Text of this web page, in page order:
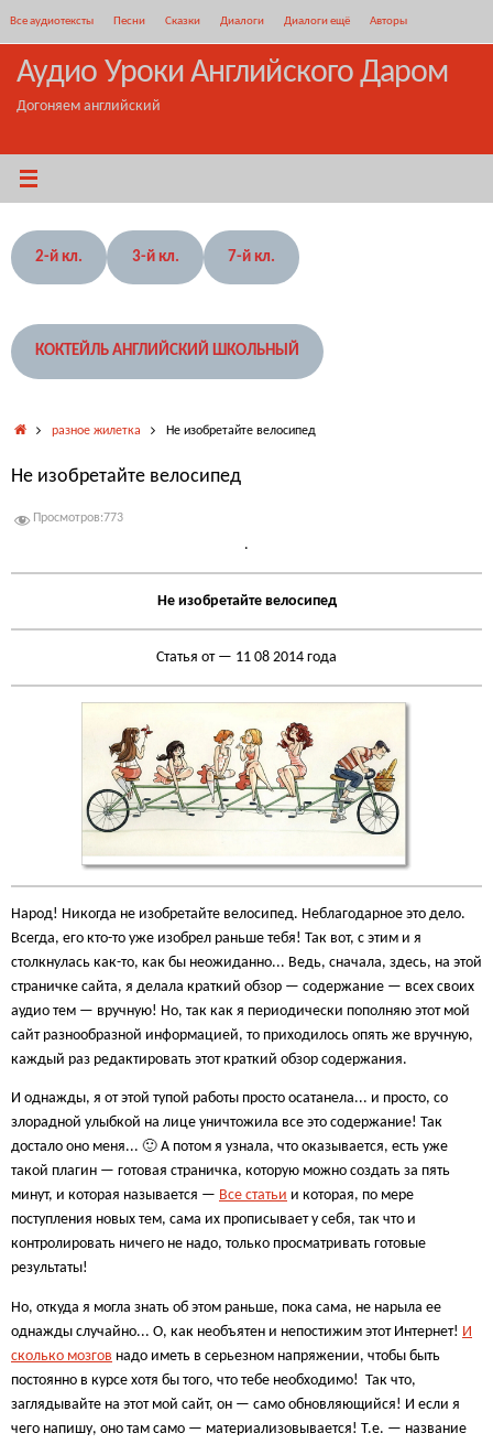
содержимому
Все аудиотексты Песни Сказки Диалоги Диалоги ещё Авторы
Аудио Уроки Английского Даром
Догоняем английский
2-й кл. 3-й кл. 7-й кл.
КОКТЕЙЛЬ АНГЛИЙСКИЙ ШКОЛЬНЫЙ
Главнаяразное жилетка Не изобретайте велосипед
Не изобретайте велосипед
Просмотров:773
.
Не изобретайте велосипед
Статья от — 11 08 2014 года
Народ! Никогда не изобретайте велосипед. Неблагодарное это дело.
Всегда, его кто-то уже изобрел раньше тебя! Так вот, с этим и я
столкнулась как-то, как бы неожиданно... Ведь, сначала, здесь, на этой
страничке сайта, я делала краткий обзор — содержание — всех своих
аудио тем — вручную! Но, так как я периодически пополняю этот мой
сайт разнообразной информацией, то приходилось опять же вручную,
каждый раз редактировать этот краткий обзор содержания.
И однажды, я от этой тупой работы просто осатанела... и просто, со
злорадной улыбкой на лице уничтожила все это содержание! Так
достало оно меня... 🙂 А потом я узнала, что оказывается, есть уже
такой плагин — готовая страничка, которую можно создать за пять
минут, и которая называется — Все статьи и которая, по мере
поступления новых тем, сама их прописывает у себя, так что и
контролировать ничего не надо, только просматривать готовые
результаты!
Но, откуда я могла знать об этом раньше, пока сама, не нарыла ее
однажды случайно... О, как необъятен и непостижим этот Интернет! И
сколько мозгов надо иметь в серьезном напряжении, чтобы быть
постоянно в курсе хотя бы того, что тебе необходимо! Так что,
заглядывайте на этот мой сайт, он — само обновляющийся! И если я
чего напишу, оно там само — материализовывается! Т.е. — название